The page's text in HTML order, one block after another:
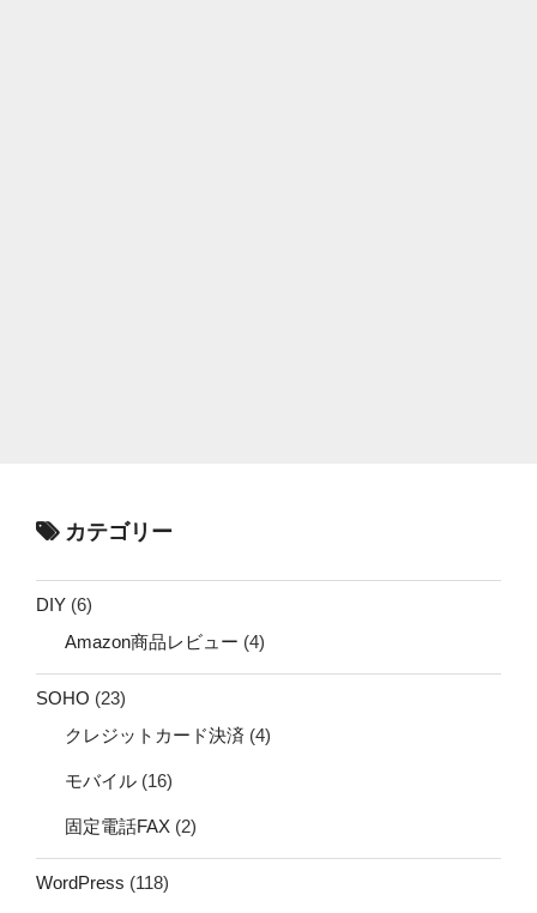
カテゴリー
DIY (6)
Amazon商品レビュー (4)
SOHO (23)
クレジットカード決済 (4)
モバイル (16)
固定電話FAX (2)
WordPress (118)